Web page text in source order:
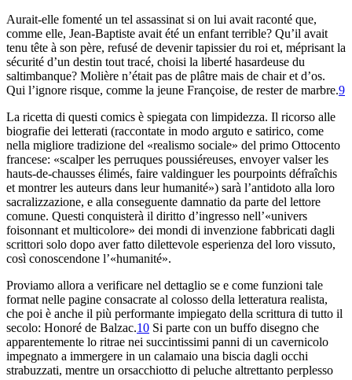
Aurait-elle fomenté un tel assassinat si on lui avait raconté que,
comme elle, Jean-Baptiste avait été un enfant terrible? Qu’il avait
tenu tête à son père, refusé de devenir tapissier du roi et, méprisant la
sécurité d’un destin tout tracé, choisi la liberté hasardeuse du
saltimbanque? Molière n’était pas de plâtre mais de chair et d’os.
Qui l’ignore risque, comme la jeune Françoise, de rester de marbre.9
La ricetta di questi comics è spiegata con limpidezza. Il ricorso alle
biografie dei letterati (raccontate in modo arguto e satirico, come
nella migliore tradizione del «realismo sociale» del primo Ottocento
francese: «scalper les perruques poussiéreuses, envoyer valser les
hauts-de-chausses élimés, faire valdinguer les pourpoints défraîchis
et montrerles auteurs dans leur humanité») sarà l’antidoto alla loro
sacralizzazione, e alla conseguente damnatio da parte del lettore
comune. Questi conquisterà il diritto d’ingresso nell’«univers
foisonnant et multicolore» dei mondi di invenzione fabbricati dagli
scrittori solo dopo aver fatto dilettevole esperienza del loro vissuto,
così conoscendone l’«humanité».
Proviamo allora a verificare nel dettaglio se e come funzioni tale
format nelle pagine consacrate al colosso della letteratura realista,
che poi è anche il più performante impiegato della scrittura di tutto il
secolo: Honoré de Balzac.10 Si parte con un buffo disegno che
apparentemente lo ritrae nei succintissimi panni di un cavernicolo
impegnato a immergere in un calamaio una biscia dagli occhi
strabuzzati, mentre un orsacchiotto di peluche altrettanto perplesso